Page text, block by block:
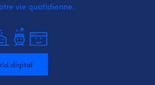
vie quotidienne.